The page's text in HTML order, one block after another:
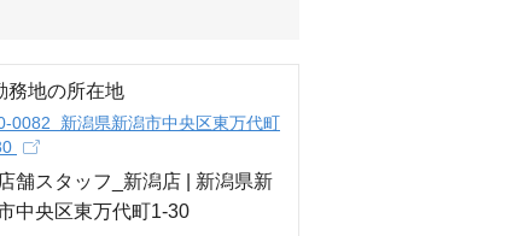
務地の所在地
0082 新潟県新潟市中央区東万代町